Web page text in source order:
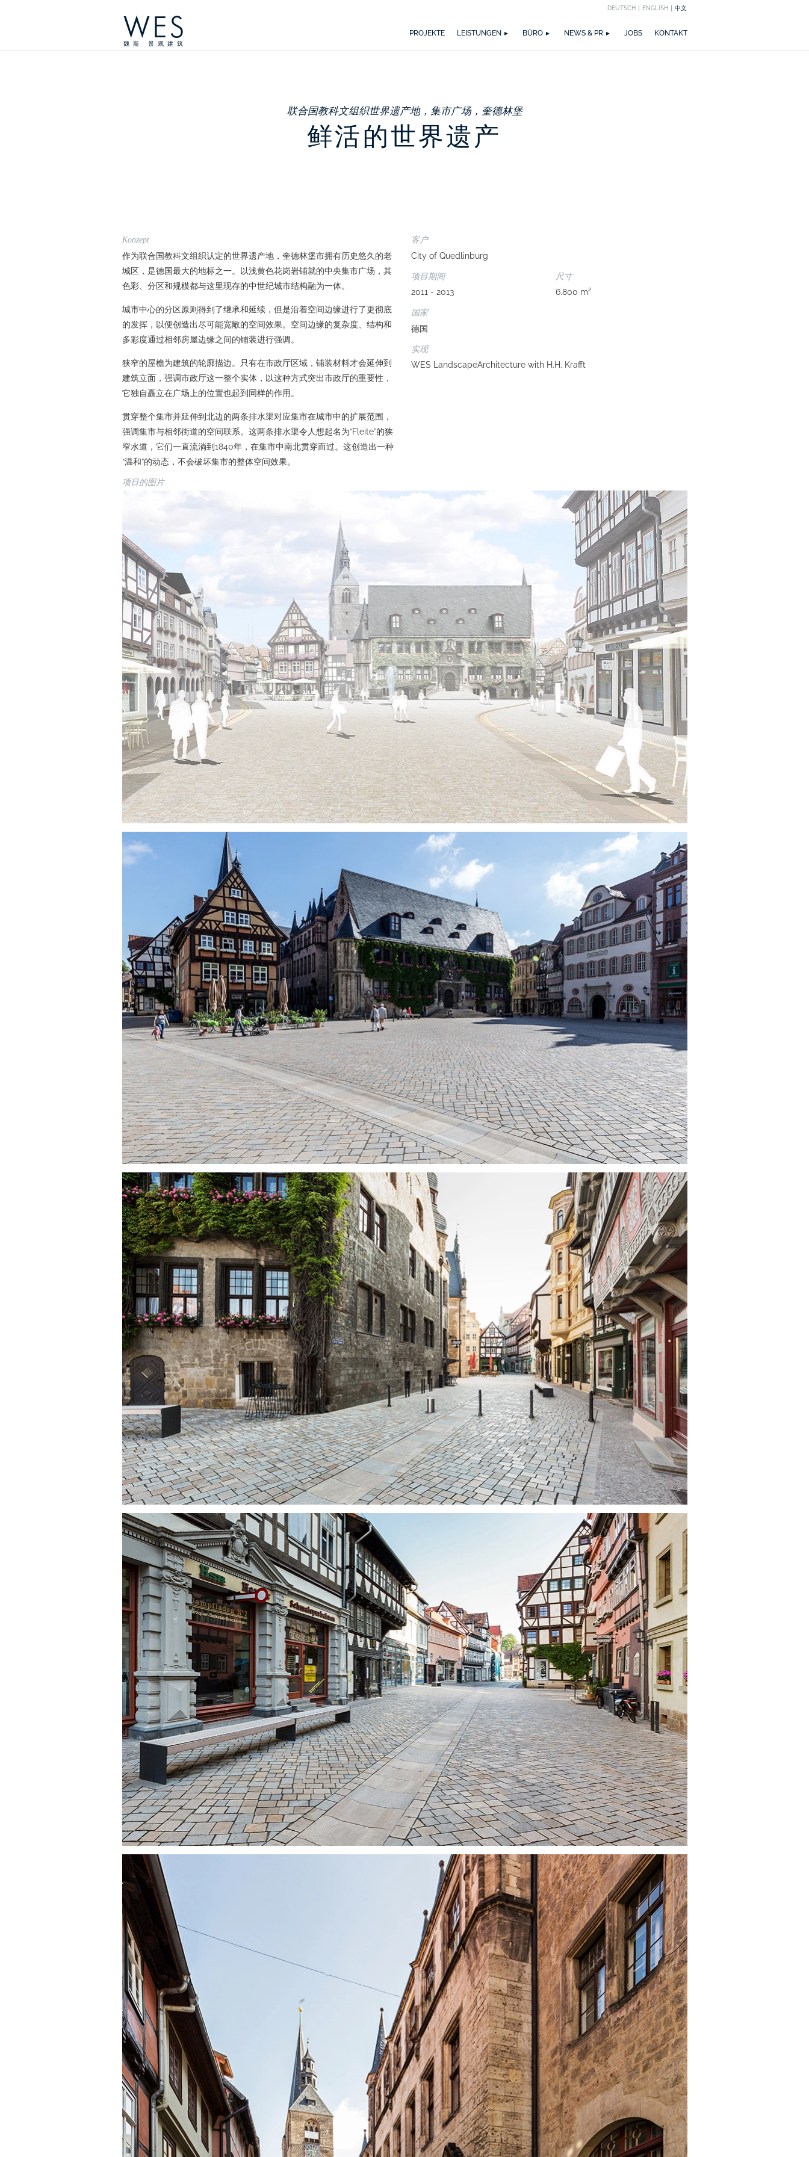
DEUTSCH ENGLISH 中文
WES
魏斯 景观建筑
PROJEKTE LEISTUNGEN
BÜRO
NEWS & PR
JOBS
KONTAKT
联合国教科文组织世界遗产地，集市广场，奎德林堡
鲜活的世界遗产
Konzept
作为联合国教科文组织认定的世界遗产地，奎德林堡市拥有历史悠久的老
城区，是德国最大的地标之一。以浅黄色花岗岩铺就的中央集市广场，其
色彩、分区和规模都与这里现存的中世纪城市结构融为一体。
城市中心的分区原则得到了继承和延续，但是沿着空间边缘进行了更彻底
的发挥，以便创造出尽可能宽敞的空间效果。空间边缘的复杂度、结构和
多彩度通过相邻房屋边缘之间的铺装进行强调。
狭窄的屋檐为建筑的轮廓描边。只有在市政厅区域，铺装材料才会延伸到
建筑立面，强调市政厅这一整个实体，以这种方式突出市政厅的重要性，
它独自矗立在广场上的位置也起到同样的作用。
贯穿整个集市并延伸到北边的两条排水渠对应集市在城市中的扩展范围，
强调集市与相邻街道的空间联系。这两条排水渠令人想起名为“Fleite”的狭
窄水道，它们一直流淌到1840年，在集市中南北贯穿而过。这创造出一种
“温和”的动态，不会破坏集市的整体空间效果。
客户
City of Quedlinburg
项目期间
2011 - 2013
尺寸
6.800 m²
国家
德国
实现
WES LandscapeArchitecture with H.H. Krafft
项目的图片